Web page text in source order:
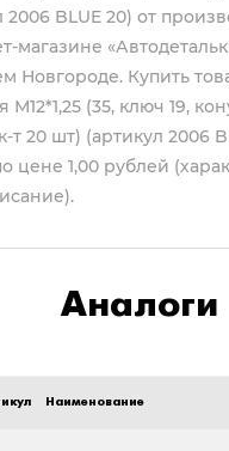
2006 BLUE 20) от
магазине
Новгороде. Купить
М12*1,25 (35, ключ 19,
т 20 шт) (артикул 2006
цене 1,00 рублей
Аналоги
Наименование